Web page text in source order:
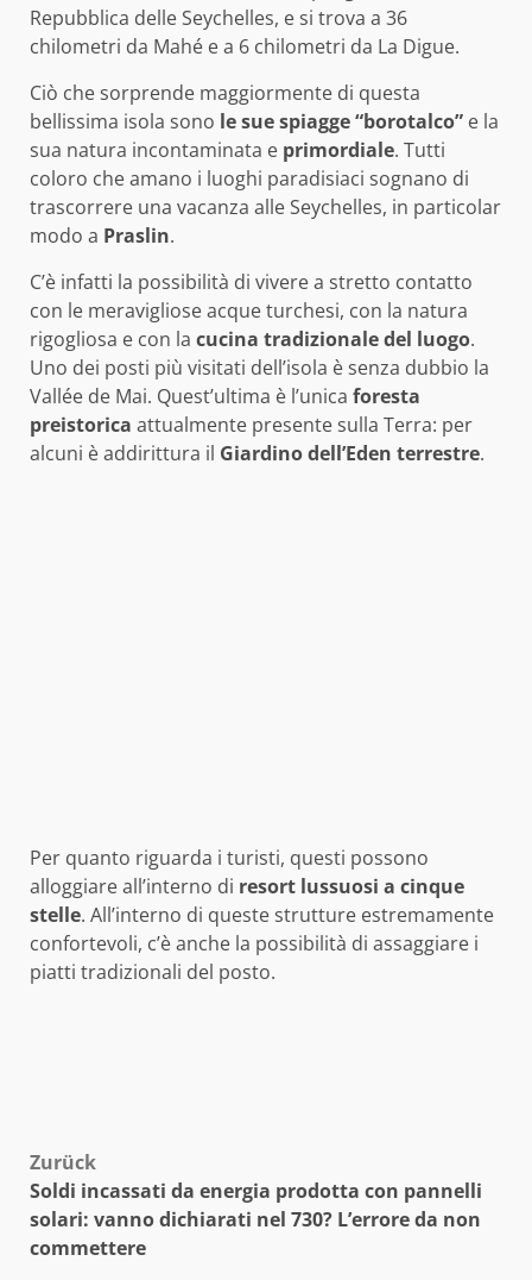
Repubblica delle Seychelles, e si trova a 36
chilometri da Mahé e a 6 chilometri da La Digue.
Ciò che sorprende maggiormente di questa
bellissima isola sono le sue spiagge “borotalco” e la
sua natura incontaminata e primordiale. Tutti
coloro che amano i luoghi paradisiaci sognano di
trascorrere una vacanza alle Seychelles, in particolar
modo a Praslin.
C’è infatti la possibilità di vivere a stretto contatto
con le meravigliose acque turchesi, con la natura
rigogliosa e con la cucina tradizionale del luogo.
Uno dei posti più visitati dell’isola è senza dubbio la
Vallée de Mai. Quest’ultima è l’unica foresta
preistorica attualmente presente sulla Terra: per
alcuni è addirittura il Giardino dell’Eden terrestre.
Per quanto riguarda i turisti, questi possono
alloggiare all’interno di resort lussuosi a cinque
stelle. All’interno di queste strutture estremamente
confortevoli, c’è anche la possibilità di assaggiare i
piatti tradizionali del posto.
Beitragsnavigation
Zurück
Soldi incassati da energia prodotta con pannelli
solari: vanno dichiarati nel 730? L’errore da non
commettere